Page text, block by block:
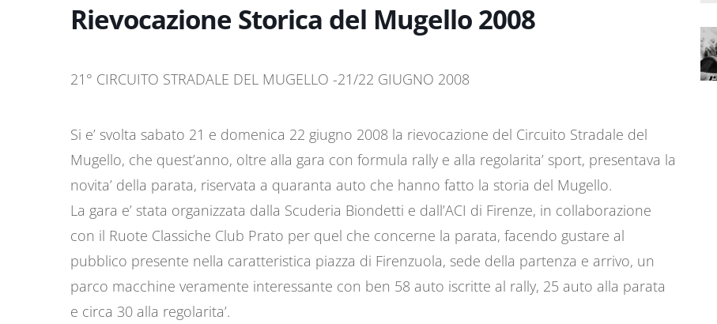
Rievocazione Storica del Mugello 2008
21° CIRCUITO STRADALE DEL MUGELLO -21/22 GIUGNO 2008
Si e’ svolta sabato 21 e domenica 22 giugno 2008 la rievocazione del Circuito Stradale del
Mugello, che quest’anno, oltre alla gara con formula rally e alla regolarita’ sport, presentava la
novita’ della parata, riservata a quaranta auto che hanno fatto la storia del Mugello.
La gara e’ stata organizzata dalla Scuderia Biondetti e dall’ACI di Firenze, in collaborazione
con il Ruote Classiche Club Prato per quel che concerne la parata, facendo gustare al
pubblico presente nella caratteristica piazza di Firenzuola, sede della partenza e arrivo, un
parco macchine veramente interessante con ben 58 auto iscritte al rally, 25 auto alla parata
e circa 30 alla regolarita’.